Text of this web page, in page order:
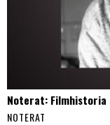
Noterat: Filmhistoria
NOTERAT